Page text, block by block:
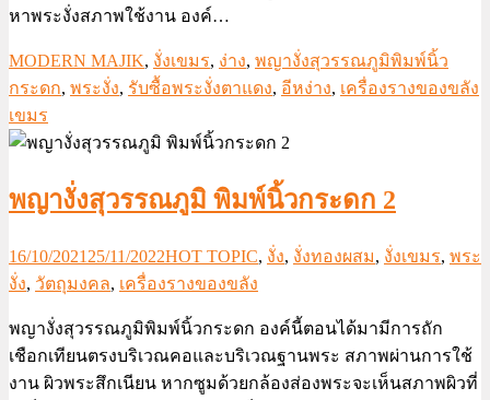
หาพระงั่งสภาพใช้งาน องค์…
MODERN MAJIK, งั่งเขมร, ง่าง, พญางั่งสุวรรณภูมิพิมพ์นิ้ว
กระดก, พระงั่ง, รับซื้อพระงั่งตาแดง, อีหง่าง, เครื่องรางของขลัง
เขมร
พญางั่งสุวรรณภูมิ พิมพ์นิ้วกระดก 2
16/10/2021 25/11/2022HOT TOPIC, งั่ง, งั่งทองผสม, งั่งเขมร, พระ
งั่ง, วัตถุมงคล, เครื่องรางของขลัง
พญางั่งสุวรรณภูมิพิมพ์นิ้วกระดก องค์นี้ตอนได้มามีการถัก
เชือกเทียนตรงบริเวณคอและบริเวณฐานพระ สภาพผ่านการใช้
งาน ผิวพระสึกเนียน หากซูมด้วยกล้องส่องพระจะเห็นสภาพผิวที่